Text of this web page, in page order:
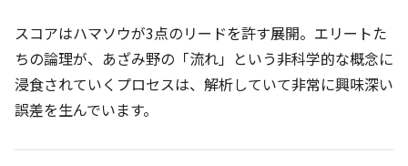
スコアはハマソウが3点のリードを許す展開。エリートた
ちの論理が、あざみ野の「流れ」という非科学的な概念に
浸食されていくプロセスは、解析していて非常に興味深い
誤差を生んでいます。